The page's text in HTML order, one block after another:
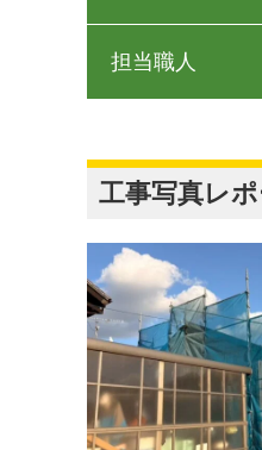
担当職人
工事写真レポ